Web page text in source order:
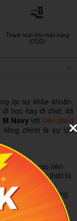
Thanh toán khi nhận hàng
(COD)
lại sự khỏe khoắn,
học hay đi chơi, dã
M Navy với kiểu dáng
tiếng chính là sự lựa
thấmcao nên
vệ an toàn thiết bị
là rất nhẹ, mang